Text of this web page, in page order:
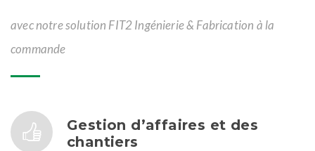
avec notre solution FIT2 Ingénierie & Fabrication à la
commande
Gestion d’affaires et des
chantiers